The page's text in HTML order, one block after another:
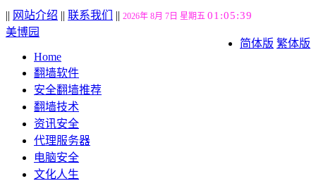
|| 网站介绍 || 联系我们 || 2026年 8月 7日 星期五 01:05:40
简体版 繁体版
美博园
Home
翻墙软件
安全翻墙推荐
翻墙技术
资讯安全
代理服务器
电脑安全
文化人生